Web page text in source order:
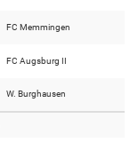
FC Memmingen
FC Augsburg II
W. Burghausen